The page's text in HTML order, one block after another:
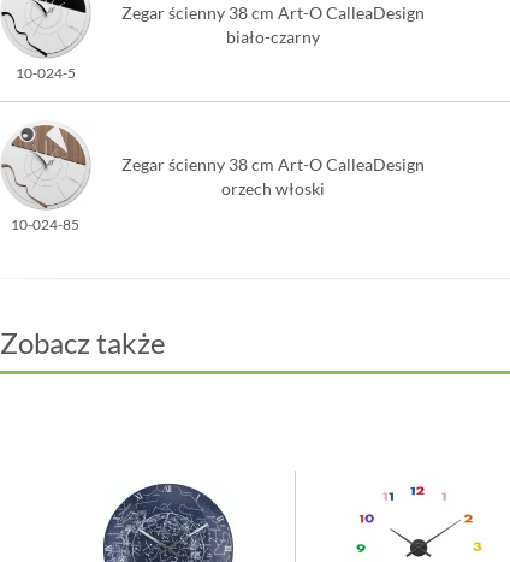
10-024-5
Zegar ścienny 38 cm Art-O CalleaDesign
biało-czarny
10-024-85
Zegar ścienny 38 cm Art-O CalleaDesign
orzech włoski
Zobacz także